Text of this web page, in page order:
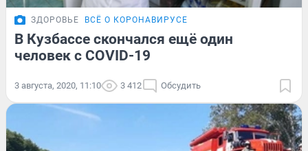
ЗДОРОВЬЕ ВСЁ О КОРОНАВИРУСЕ
В Кузбассе скончался ещё один
человек с COVID-19
3 августа, 2020, 11:10 3 412 Обсудить